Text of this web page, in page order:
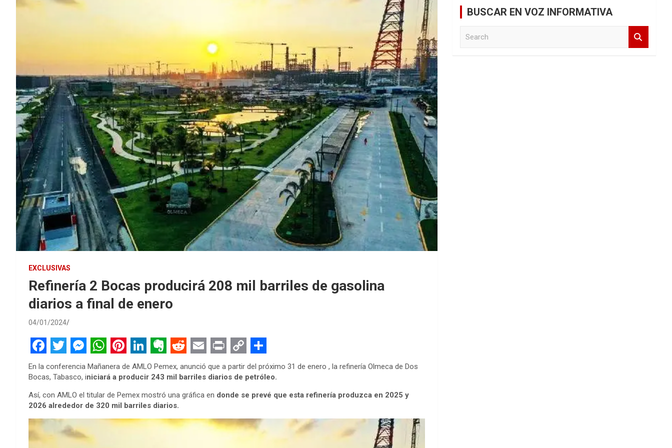
EXCLUSIVAS
Refinería 2 Bocas producirá 208 mil barriles de gasolina
diarios a final de enero
04/01/2024
F
a
c
e
b
o
T
w
i
t
t
e
M
e
s
s
e
n
W
h
a
t
A
P
i
n
t
e
L
i
n
k
e
E
v
e
r
n
R
e
d
d
i
E
m
a
l
P
r
i
t
C
o
p
L
S
h
a
e
En la conferencia Mañanera de AMLO Pemex, anunció que a partir del próximo 31 de enero , la refinería Olmeca de Dos
Bocas, Tabasco, iniciará a producir 243 mil barriles diarios de petróleo.
Así, con AMLO el titular de Pemex mostró una gráfica en donde se prevé que esta refinería produzca en 2025 y
2026 alrededor de 320 mil barriles diarios.
BUSCAR EN VOZ INFORMATIVA